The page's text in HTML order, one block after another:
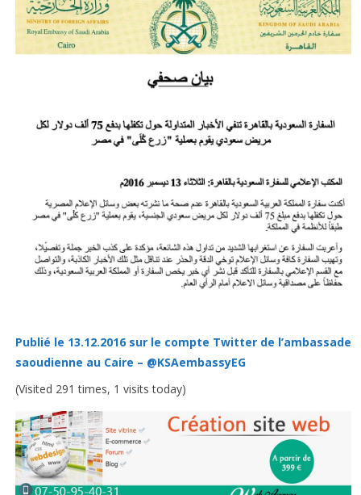
Publié le 13.12.2016 sur le compte Twitter de l’ambassade
saoudienne au Caire – @KSAembassyEG
(Visited 291 times, 1 visits today)